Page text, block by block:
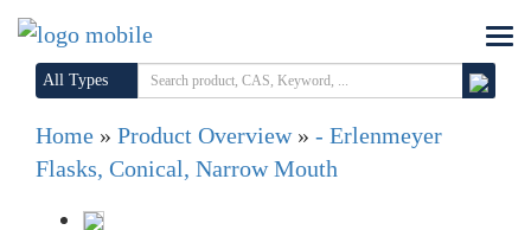
All Types
Home » Product Overview» - Erlenmeyer
Flasks, Conical, Narrow Mouth